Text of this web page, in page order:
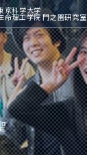
京科学大学
命理工学院 門之園研究室